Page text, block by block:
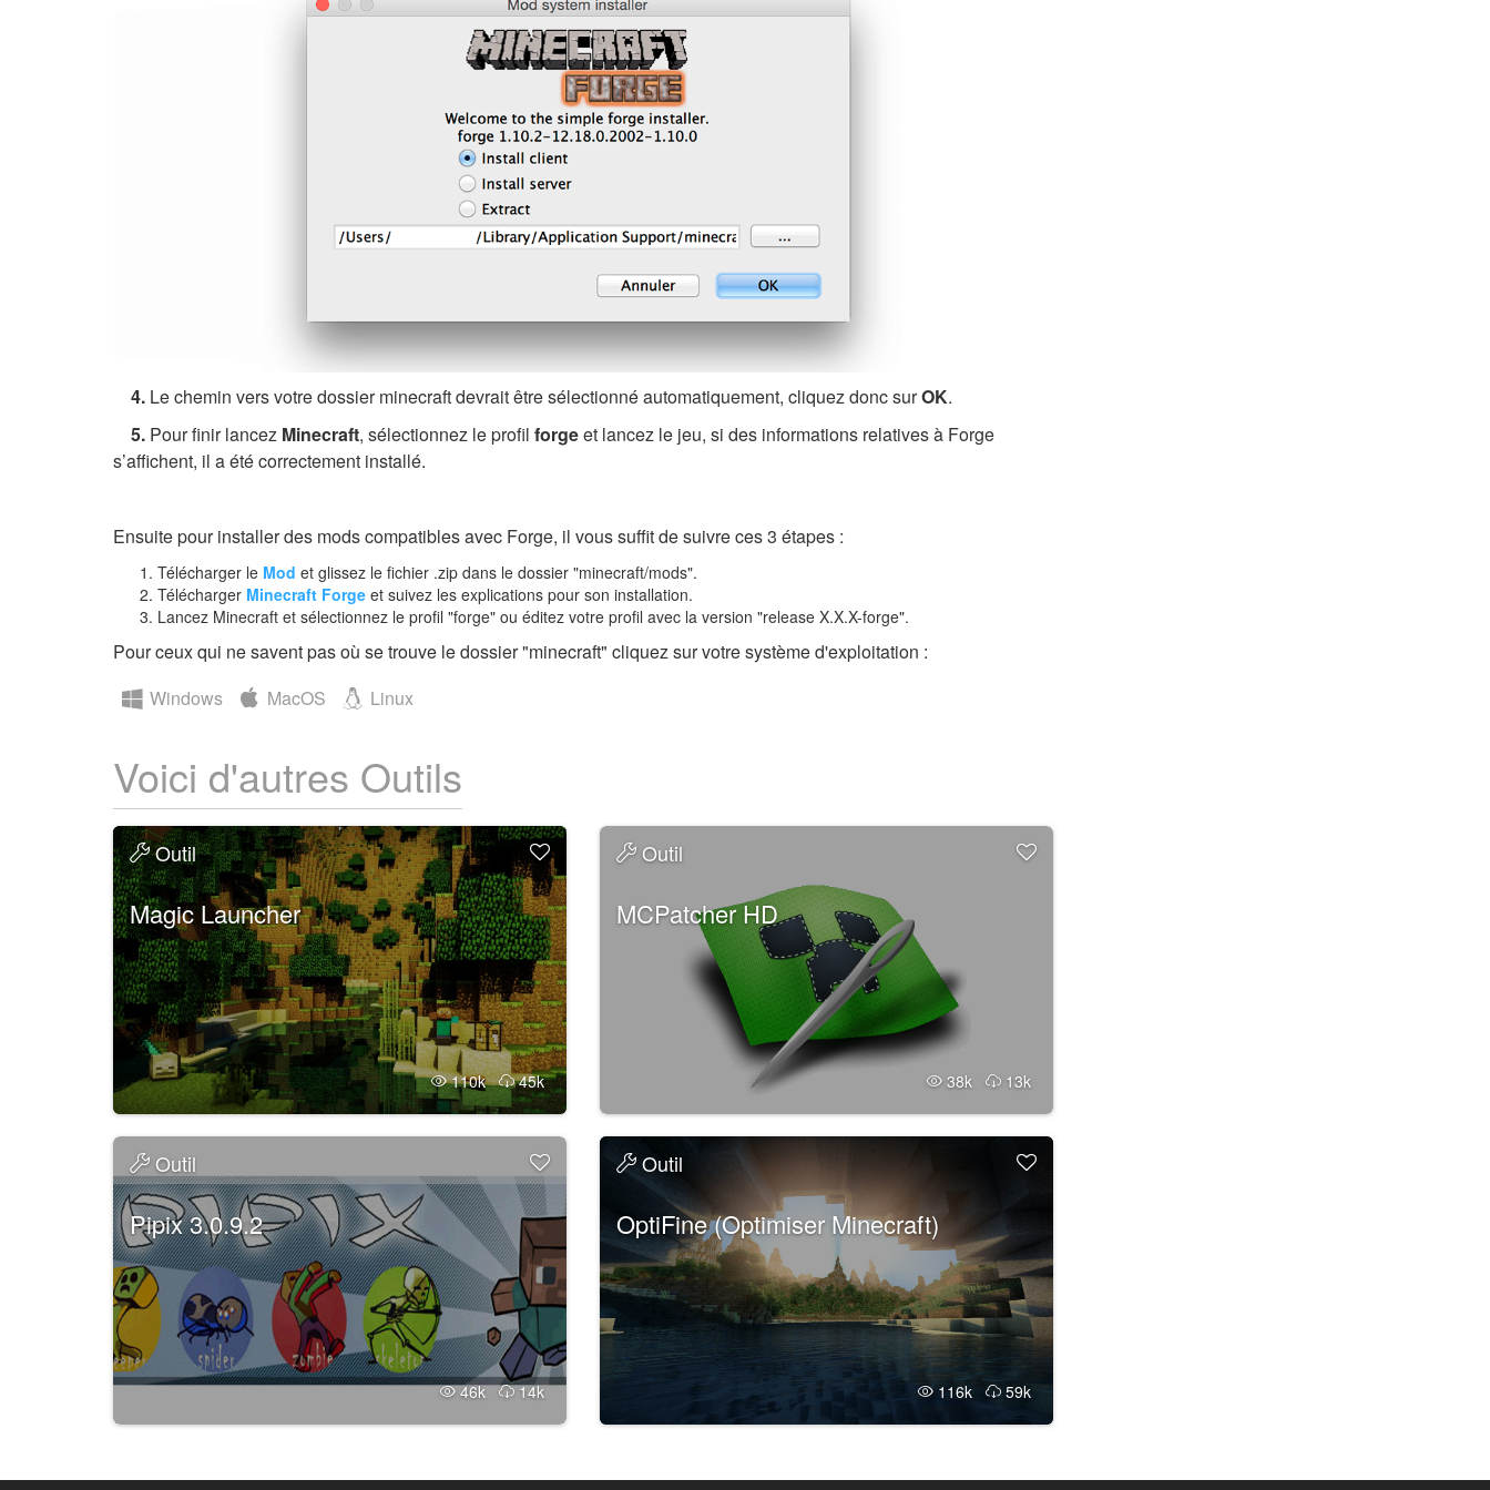
4. Le chemin vers votre dossier minecraft devrait être sélectionné automatiquement, cliquez donc surOK.
5. Pour finir lancez Minecraft, sélectionnez le profil forgeet lancez le jeu, si des informations relatives à Forge
s’affichent, il a été correctement installé.
Ensuite pour installer des mods compatibles avec Forge, il vous suffit de suivre ces 3 étapes :
Télécharger le Mod et glissez le fichier .zip dans le dossier "minecraft/mods".
Télécharger Minecraft Forge et suivez les explications pour son installation.
Lancez Minecraft et sélectionnez le profil "forge" ou éditez votre profil avec la version "release X.X.X-forge".
Pour ceux qui ne savent pas où se trouve le dossier "minecraft" cliquez sur votre système d'exploitation :
Windows
MacOS Linux
Voici d'autres Outils
Outil
Magic Launcher
110k 45k
Outil
MCPatcher HD
38k 13k
Outil
Pipix 3.0.9.2
46k 14k
Outil
OptiFine (Optimiser Minecraft)
116k 59k